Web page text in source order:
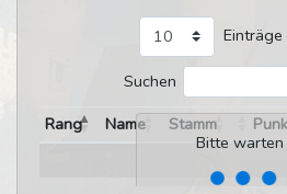
Einträge
Suchen
Bitte warten
Rang Name Stamm